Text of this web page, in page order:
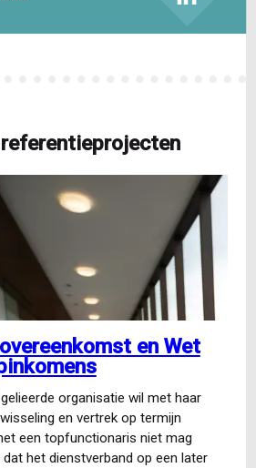
en Wet
organisatie wil met haar
en vertrek op termijn
een topfunctionaris niet mag
het dienstverband op een later